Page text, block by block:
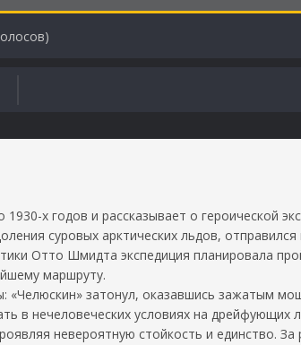
х годов и рассказывает о героической
суровых арктических льдов,
Отто Шмидта экспедиция планировала
маршруту.
затонул, оказавшись зажатым
в нечеловеческих условиях на
невероятную стойкость и единство.